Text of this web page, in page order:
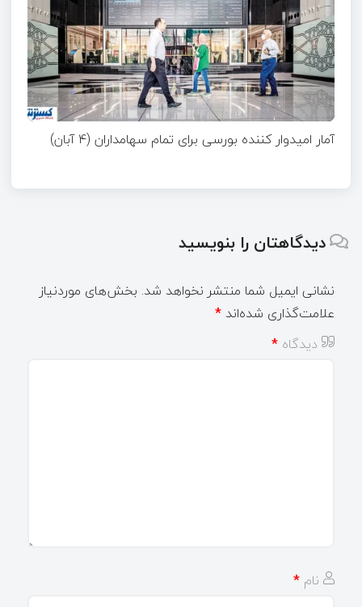
آمار امیدوار کننده بورسی برای تمام سهامداران (۴ آبان)
دیدگاهتان را بنویسید
نشانی ایمیل شما منتشر نخواهد شد. بخش‌های موردنیاز
علامت‌گذاری شده‌اند *
دیدگاه *
نام *